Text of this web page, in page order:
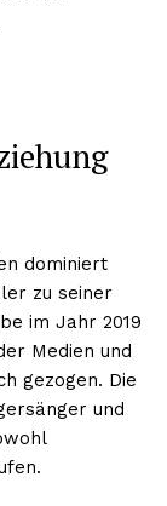
dominiert
zu seiner
im Jahr 2019
Medien und
gezogen. Die
und